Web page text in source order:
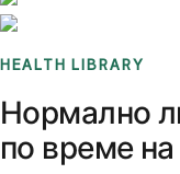
HEALTH LIBRARY
Нормално
по време